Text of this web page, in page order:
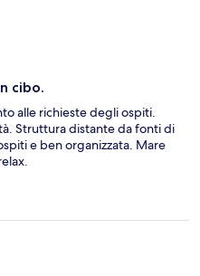
that we could find.
cibo.
alle richieste degli ospiti.
Struttura distante da fonti di
e ben organizzata. Mare